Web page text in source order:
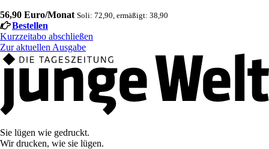
56,90 Euro/Monat Soli: 72,90, ermäßigt: 38,90
Bestellen
Kurzzeitabo abschließen
Zur aktuellen Ausgabe
Sie lügen wie gedruckt.
Wir drucken, wie sie lügen.